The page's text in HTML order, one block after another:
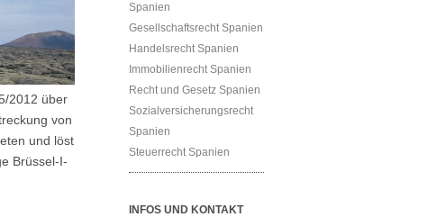
2012 über
von
und löst
Brüssel-I-
Spanien
Gesellschaftsrecht Spanien
Handelsrecht Spanien
Immobilienrecht Spanien
Recht und Gesetz Spanien
Sozialversicherungsrecht
Spanien
Steuerrecht Spanien
INFOS UND KONTAKT